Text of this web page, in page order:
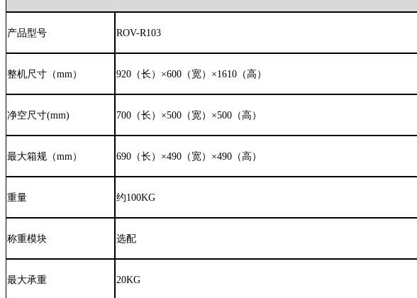
产品型号 ROV-R103
整机尺寸（mm） 920 （长）×600（宽）×1610 （高）
净空尺寸(mm) 700 （长）×500 （宽）×500 （高）
最大箱规（mm） 690（长）×490（宽）×490（高）
重量 约100KG
称重模块 选配
最大承重 20KG